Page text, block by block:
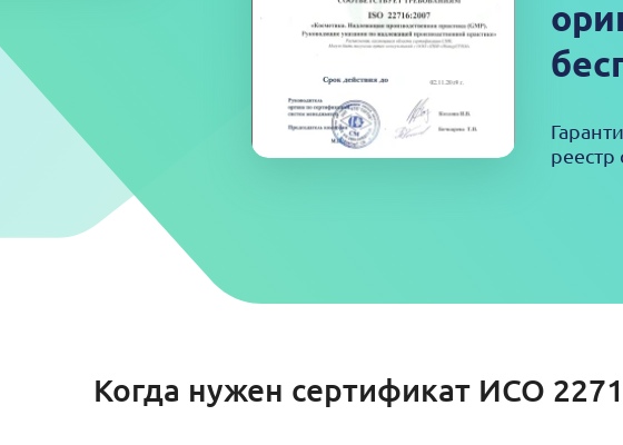
Когда нужен сертификат ИСО